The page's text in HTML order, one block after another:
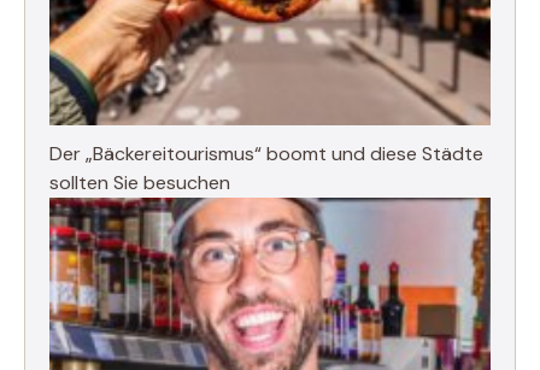
Der „Bäckereitourismus“ boomt und diese Städte
sollten Sie besuchen